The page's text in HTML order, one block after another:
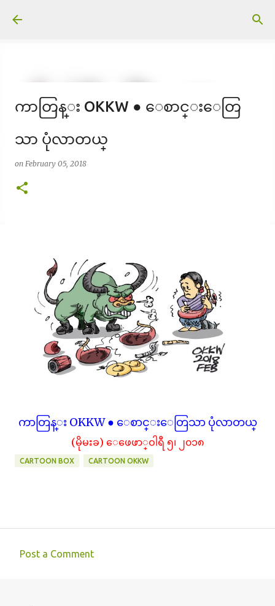
ကာတြန္း OKKW ● ေစာင္းေတြ
သာ ပုံလာတယ္
on February 05, 2018
ကာတြန္း OKKW ● ေစာင္းေတြသာ ပုံလာတယ္
(မိုမးခ) ေဖေဖာ္ဝါရီ ၅၊ ၂၀၁၈
CARTOON BOX CARTOON OKKW
Post a Comment